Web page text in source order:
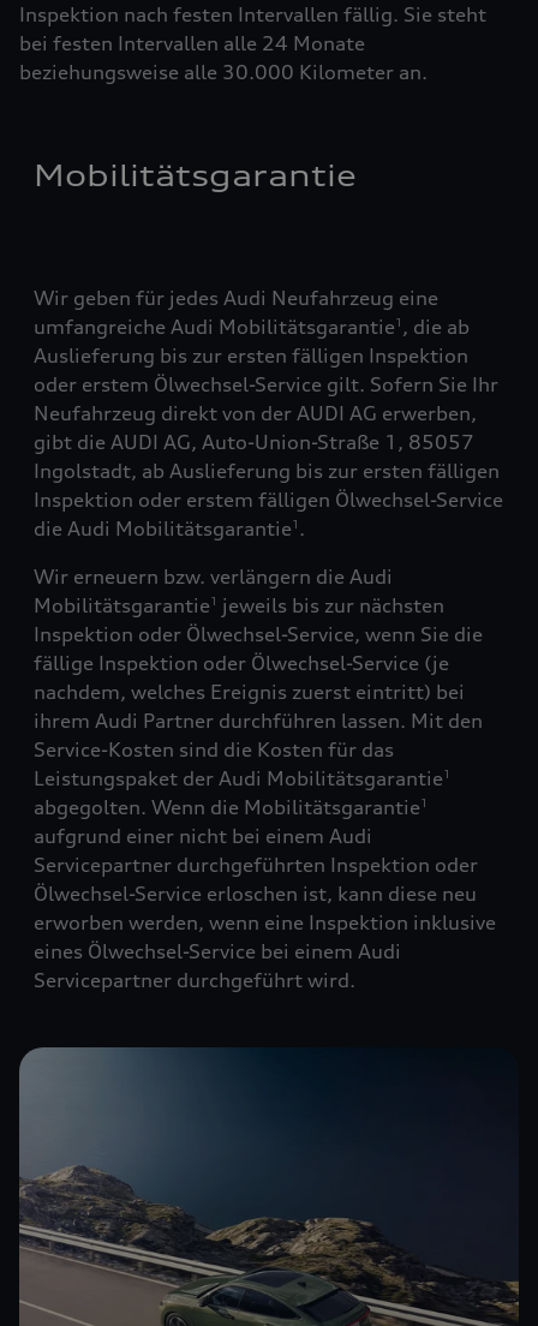
Inspektion nach festen Intervallen fällig. Sie steht
bei festen Intervallen alle 24 Monate
beziehungsweise alle 30.000 Kilometer an.
Mobilitätsgarantie
Wir geben für jedes Audi Neufahrzeug eine
umfangreiche Audi Mobilitätsgarantie1 , die ab
Auslieferung bis zur ersten fälligen Inspektion
oder erstem Ölwechsel-Service gilt. Sofern Sie Ihr
Neufahrzeug direkt von der AUDI AG erwerben,
gibt die AUDI AG, Auto-Union-Straße 1, 85057
Ingolstadt, ab Auslieferung bis zur ersten fälligen
Inspektion oder erstem fälligen Ölwechsel-Service
die Audi Mobilitätsgarantie1 .
Wir erneuern bzw. verlängern die Audi
Mobilitätsgarantie1
jeweils bis zur nächsten
Inspektion oder Ölwechsel-Service, wenn Sie die
fällige Inspektion oder Ölwechsel-Service (je
nachdem, welches Ereignis zuerst eintritt) bei
ihrem Audi Partner durchführen lassen. Mit den
Service-Kosten sind die Kosten für das
Leistungspaket der Audi Mobilitätsgarantie1
abgegolten. Wenn die Mobilitätsgarantie1
aufgrund einer nicht bei einem Audi
Servicepartner durchgeführten Inspektion oder
Ölwechsel-Service erloschen ist, kann diese neu
erworben werden, wenn eine Inspektion inklusive
eines Ölwechsel-Service bei einem Audi
Servicepartner durchgeführt wird.